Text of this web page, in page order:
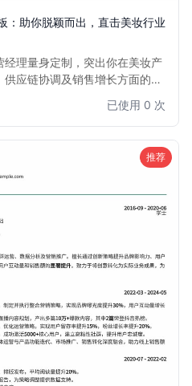
：助你脱颖而出，直击美妆行业
理量身定制，突出你在美妆产
应链协调及销售增长方面的核
验，助力你在竞争激烈的美妆
面试机会。
已使用 0 次
推荐